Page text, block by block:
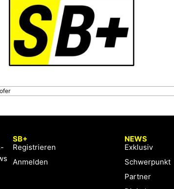
SB+
Registrieren
Anmelden
NEWS
Exklusiv
Schwerpunkt
Partner